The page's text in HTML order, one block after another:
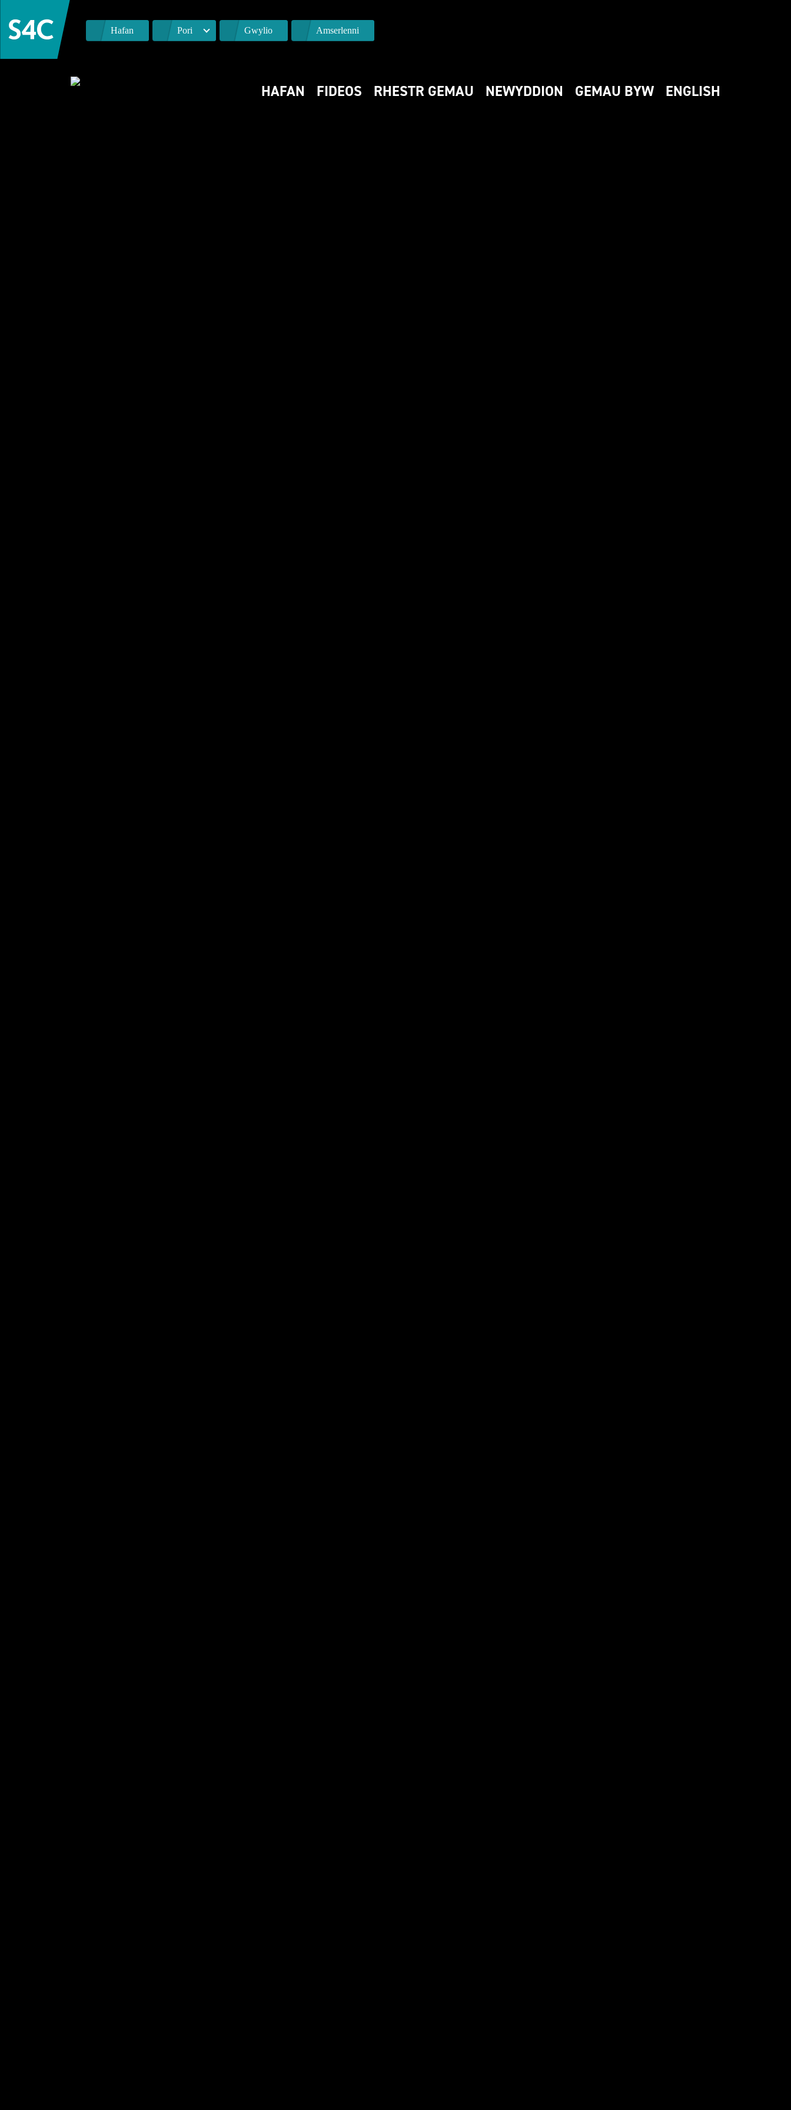
Hafan Pori Gwylio Amserlenni
HAFAN FIDEOS RHESTR GEMAU NEWYDDION GEMAU BYW ENGLISH